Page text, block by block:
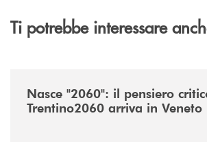
Ti potrebbe interessare
Nasce "2060": il pensiero
Trentino2060 arriva in Veneto